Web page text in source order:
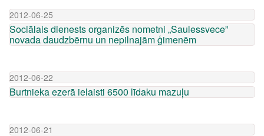
2012-06-25
Sociālais dienests organizēs nometni „Saulessvece”
novada daudzbērnu un nepilnajām ģimenēm
2012-06-22
Burtnieka ezerā ielaisti 6500 līdaku mazuļu
2012-06-21